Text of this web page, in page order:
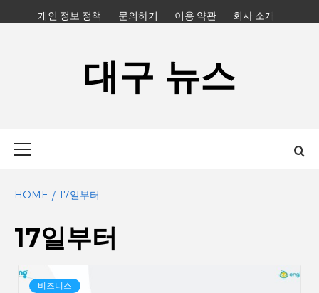
to
개인 정보 정책 문의하기 이용 약관 회사 소개
대구 뉴스
HOME 17일부터
17일부터
비즈니스